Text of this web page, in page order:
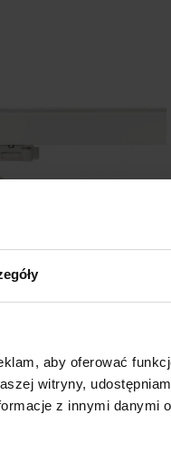
aby oferować
witryny,
z innymi danymi
szynowy 3-